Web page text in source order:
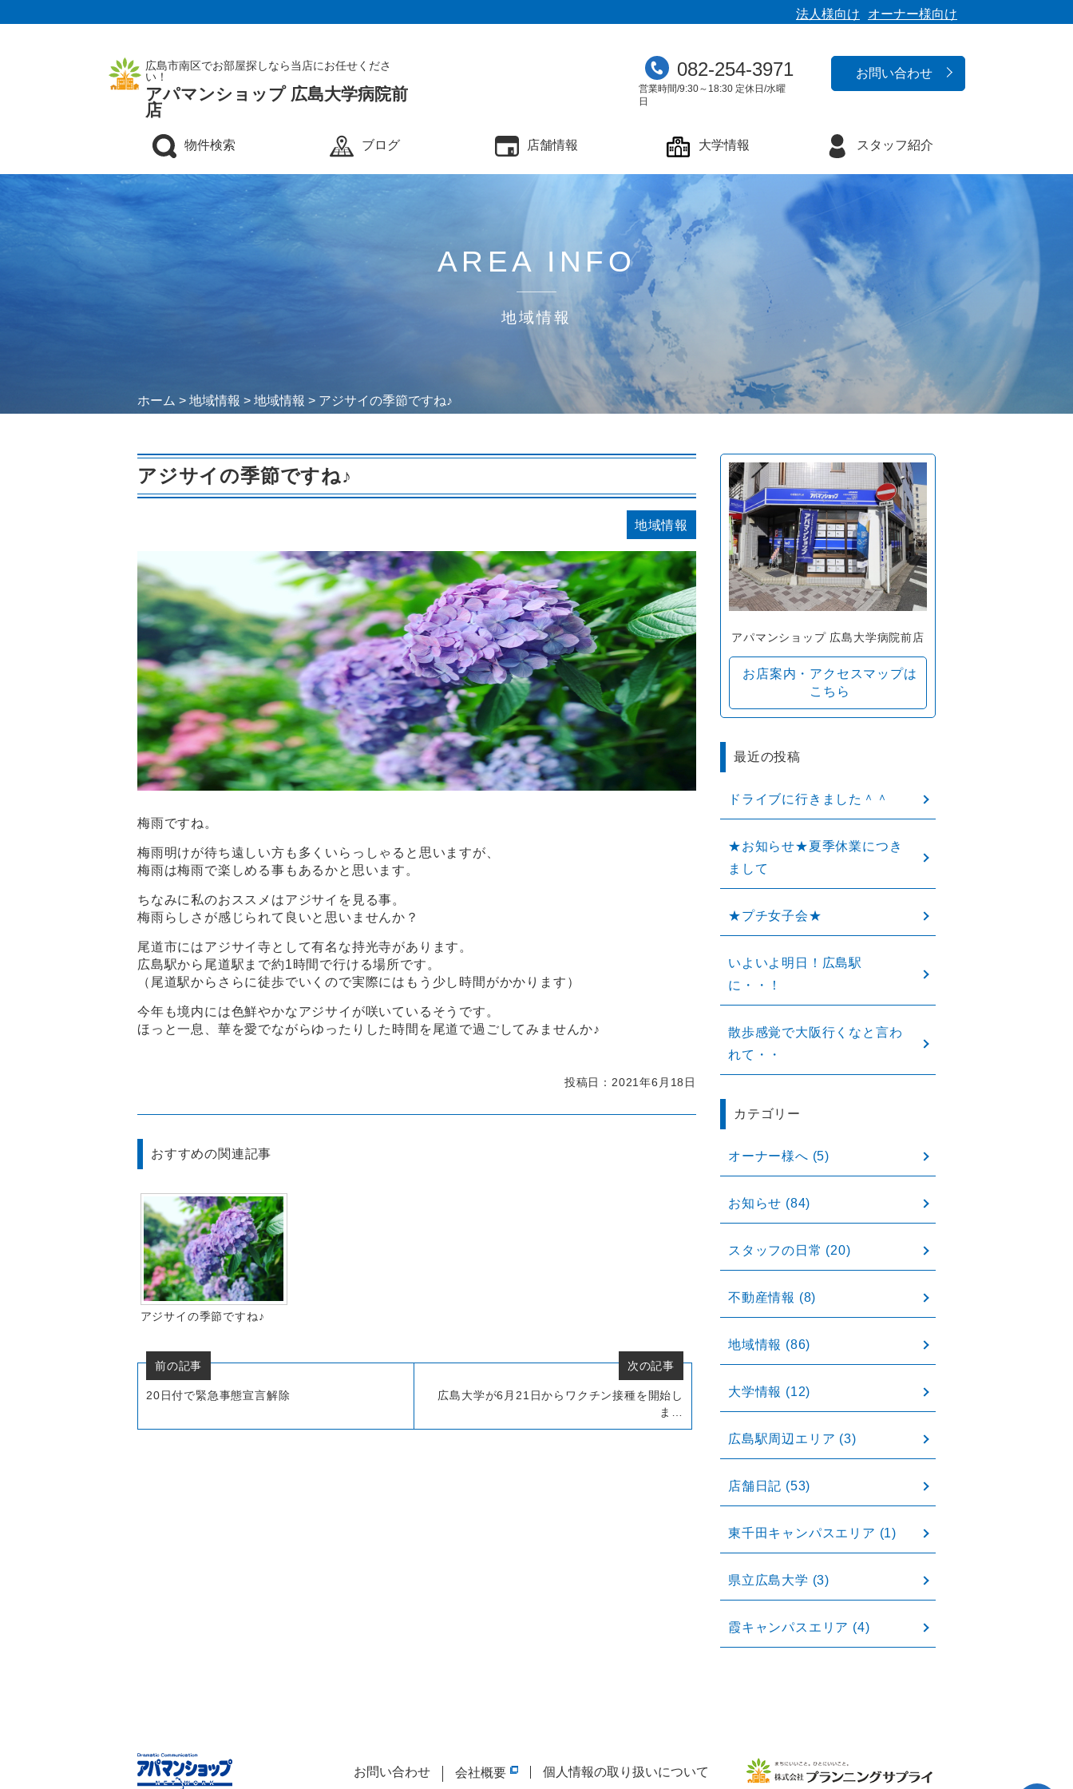
オーナー様向け
法人様向け
広島市南区でお部屋探しなら当店にお任せくださ
い！
アパマンショップ 広島大学病院前
店
お問い合わせ
082-254-3971
営業時間/9:30～18:30 定休日/水曜
日
物件検索 ブログ 店舗情報 大学情報 スタッフ紹介
AREA INFO
地域情報
ホーム > 地域情報 > 地域情報 > アジサイの季節ですね♪
アジサイの季節ですね♪
地域情報
梅雨ですね。
梅雨明けが待ち遠しい方も多くいらっしゃると思いますが、
梅雨は梅雨で楽しめる事もあるかと思います。
ちなみに私のおススメはアジサイを見る事。
梅雨らしさが感じられて良いと思いませんか？
尾道市にはアジサイ寺として有名な持光寺があります。
広島駅から尾道駅まで約1時間で行ける場所です。
（尾道駅からさらに徒歩でいくので実際にはもう少し時間がかかります）
今年も境内には色鮮やかなアジサイが咲いているそうです。
ほっと一息、華を愛でながらゆったりした時間を尾道で過ごしてみませんか♪
投稿日：2021年6月18日
おすすめの関連記事
アジサイの季節ですね♪
前の記事
20日付で緊急事態宣言解除
次の記事
広島大学が6月21日からワクチン接種を開始し
ま…
アパマンショップ 広島大学病院前店
お店案内・アクセスマップは
こちら
最近の投稿
ドライブに行きました＾＾
★お知らせ★夏季休業につき
まして
★プチ女子会★
いよいよ明日！広島駅
に・・！
散歩感覚で大阪行くなと言わ
れて・・
カテゴリー
オーナー様へ (5)
お知らせ (84)
スタッフの日常 (20)
不動産情報 (8)
地域情報 (86)
大学情報 (12)
広島駅周辺エリア (3)
店舗日記 (53)
東千田キャンパスエリア (1)
県立広島大学 (3)
霞キャンパスエリア (4)
お問い合わせ 会社概要 個人情報の取り扱いについて